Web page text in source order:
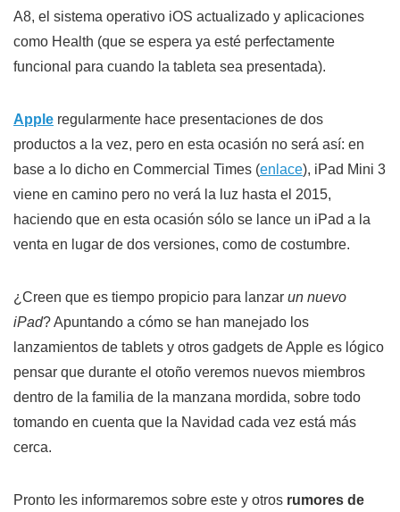
A8, el sistema operativo iOS actualizado y aplicaciones
como Health (que se espera ya esté perfectamente
funcional para cuando la tableta sea presentada).
Apple regularmente hace presentaciones de dos
productos a la vez, pero en esta ocasión no será así: en
base a lo dicho en Commercial Times (enlace), iPad Mini 3
viene en camino pero no verá la luz hasta el 2015,
haciendo que en esta ocasión sólo se lance un iPad a la
venta en lugar de dos versiones, como de costumbre.
¿Creen que es tiempo propicio para lanzar un nuevo
iPad? Apuntando a cómo se han manejado los
lanzamientos de tablets y otros gadgets de Apple es lógico
pensar que durante el otoño veremos nuevos miembros
dentro de la familia de la manzana mordida, sobre todo
tomando en cuenta que la Navidad cada vez está más
cerca.
Pronto les informaremos sobre este y otros rumores de